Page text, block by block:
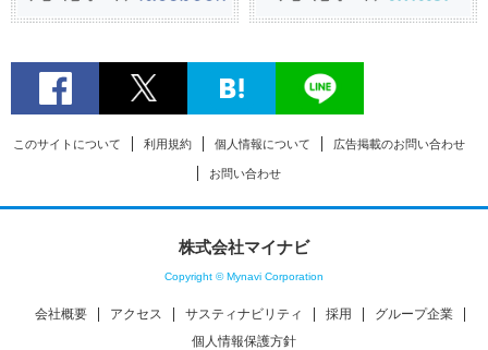
このサイトについて 利用規約 個人情報について 広告掲載のお問い合わせ
お問い合わせ
株式会社マイナビ
Copyright © Mynavi Corporation
会社概要 アクセス サスティナビリティ 採用
グループ企業
個人情報保護方針